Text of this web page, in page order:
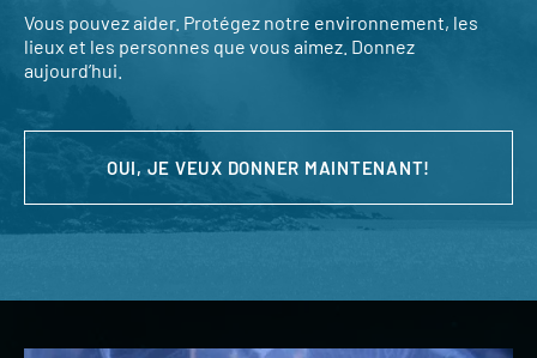
Vous pouvez aider. Protégez notre environnement, les
lieux et les personnes que vous aimez. Donnez
aujourd’hui.
OUI, JE VEUX DONNER MAINTENANT!